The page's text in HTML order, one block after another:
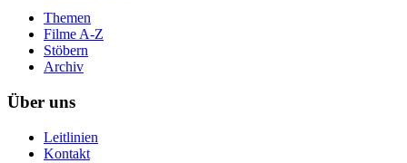
Themen
Filme A-Z
Stöbern
Archiv
Über uns
Leitlinien
Kontakt